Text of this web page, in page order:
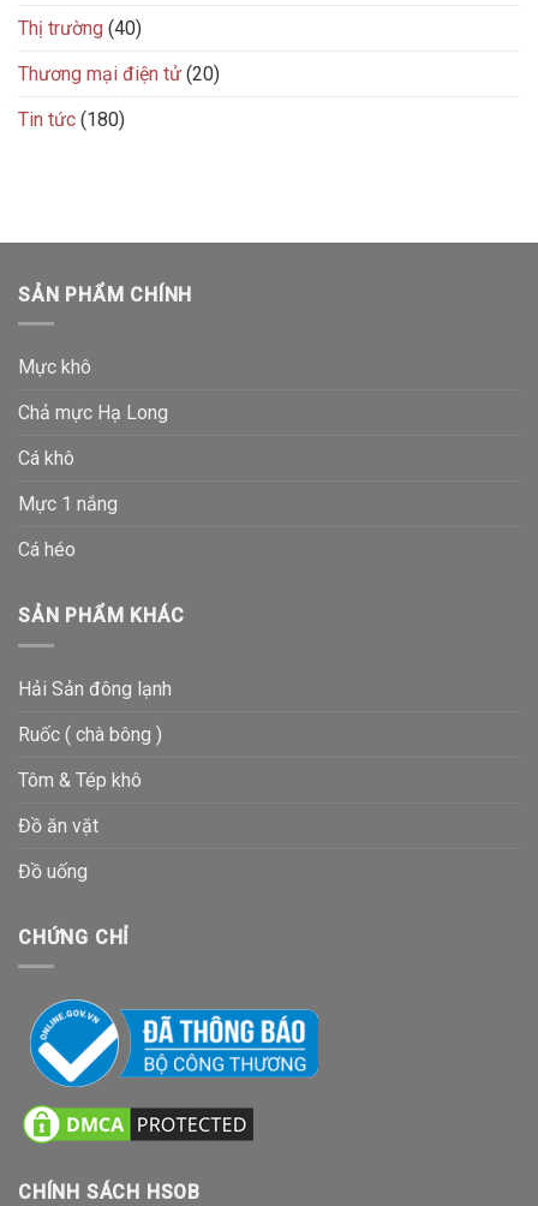
Thị trường (40)
Thương mại điện tử (20)
Tin tức (180)
SẢN PHẨM CHÍNH
Mực khô
Chả mực Hạ Long
Cá khô
Mực 1 nắng
Cá héo
SẢN PHẨM KHÁC
Hải Sản đông lạnh
Ruốc ( chà bông )
Tôm & Tép khô
Đồ ăn vặt
Đồ uống
CHỨNG CHỈ
CHÍNH SÁCH HSOB